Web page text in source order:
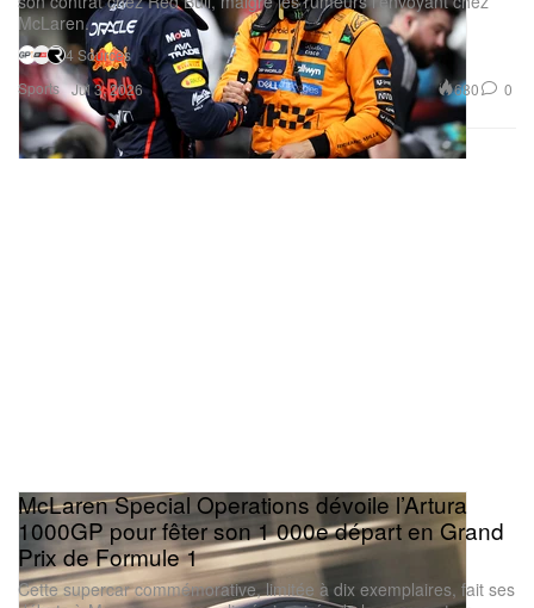
Sports
McLaren.
4 Sources
Jul 3, 2026
680 0
McLaren Special Operations dévoile l’Artura
1000GP pour fêter son 1 000e départ en Grand
Prix de Formule 1
Cette supercar commémorative, limitée à dix exemplaires, fait ses